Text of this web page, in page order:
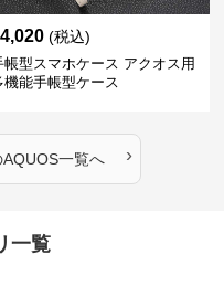
4,020 (税込)
帳型スマホケース アクオス用
機能手帳型ケース
AQUOS一覧へ ›
一覧